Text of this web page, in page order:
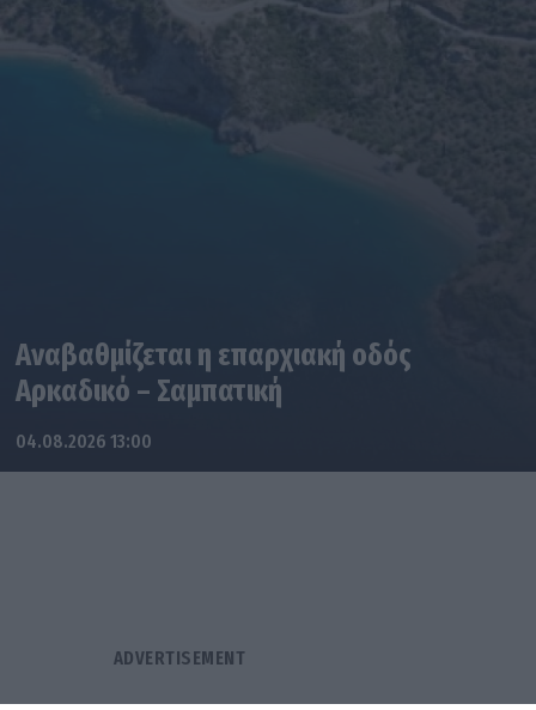
Αναβαθμίζεται η επαρχιακή οδός
Αρκαδικό – Σαμπατική
04.08.2026 13:00